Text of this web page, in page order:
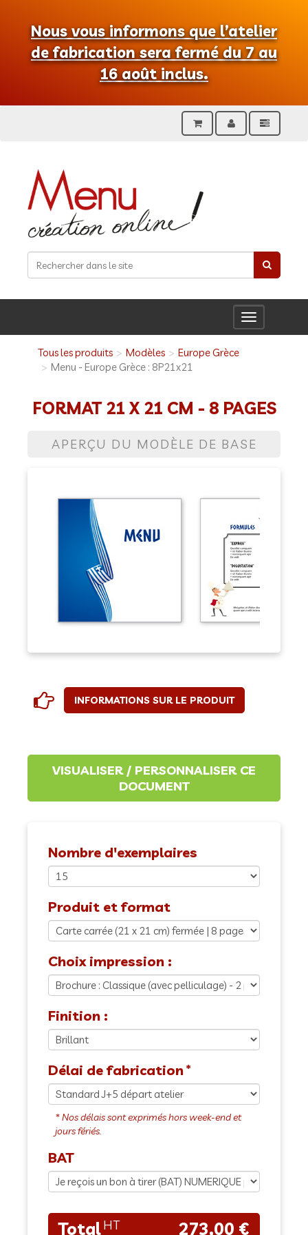
Nous vous informons que l’atelier
de fabrication sera fermé du 7 au
16 août inclus.
Toggle
navigation
Tous les produits
Modèles
Europe Grèce
Menu - Europe Grèce : 8P21x21
FORMAT 21 X 21 CM - 8 PAGES
APERÇU DU MODÈLE DE BASE
INFORMATIONS SUR LE PRODUIT
Nombre d'exemplaires
Produit et format
Choix impression :
Finition :
Délai de fabrication
BAT
273,00 €